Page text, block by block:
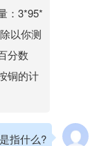
：3*95*
以你测
分数
铜的计
指什么?